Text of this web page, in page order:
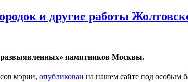
и другие работы
памятников Москвы.
мэрии, опубликован на нашем сайте под особым